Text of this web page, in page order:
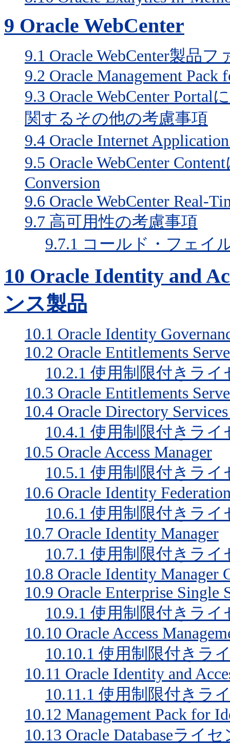
9 Oracle WebCenter
9.1 Oracle WebCenter製品フ
9.2 Oracle Management Pack
9.3 Oracle WebCenter
関するその他の考慮事項
9.4 Oracle Internet
9.5 Oracle WebCenter
Conversion
9.6 Oracle WebCenter Real-
9.7 高可用性の考慮事項
9.7.1 コールド・フェイ
10 Oracle Identity and
ンス製品
10.1 Oracle Identity
10.2 Oracle Entitlements
10.2.1 使用制限付きライ
10.3 Oracle Entitlements
10.4 Oracle Directory
10.4.1 使用制限付きライ
10.5 Oracle Access Manager
10.5.1 使用制限付きライ
10.6 Oracle Identity
10.6.1 使用制限付きライ
10.7 Oracle Identity Manager
10.7.1 使用制限付きライ
10.8 Oracle Identity Manager
10.9 Oracle Enterprise Single
10.9.1 使用制限付きライ
10.10 Oracle Access
10.10.1 使用制限付きラ
10.11 Oracle Identity and
10.11.1 使用制限付きラ
10.12 Management Pack for
10.13 Oracle Databaseライ